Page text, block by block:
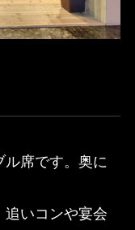
席です。奥に
追いコンや宴会